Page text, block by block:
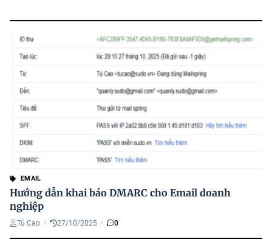
EMAIL
Hướng dẫn khai báo DMARC cho Email doanh
nghiệp
Tú Cao • 27/10/2025 • 0